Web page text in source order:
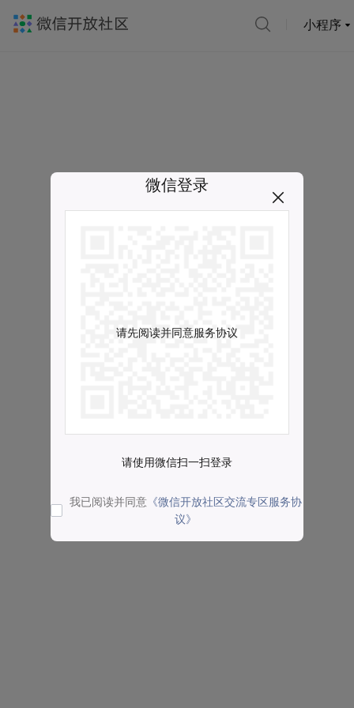
小程序
微信登录
请先阅读并同意服务协议
请使用微信扫一扫登录
我已阅读并同意 《微信开放社区交流专区服务协
议》